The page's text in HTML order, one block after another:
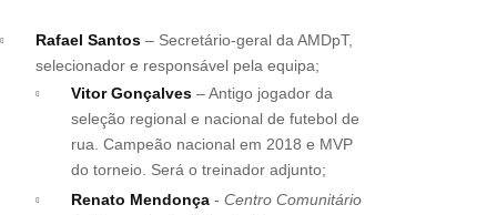
Rafael Santos – Secretário-geral da AMDpT,
selecionador e responsável pela equipa;
Vitor Gonçalves – Antigo jogador da
seleção regional e nacional de futebol de
rua. Campeão nacional em 2018 e MVP
do torneio. Será o treinador adjunto;
Renato Mendonça - Centro Comunitário